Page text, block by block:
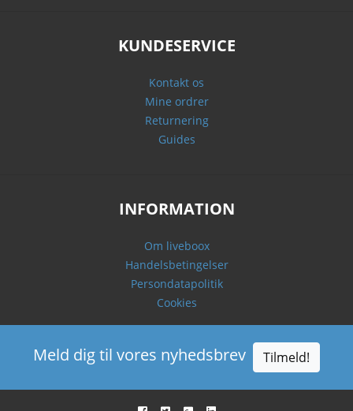
KUNDESERVICE
Kontakt os
Mine ordrer
Returnering
Guides
INFORMATION
Om liveboox
Handelsbetingelser
Persondatapolitik
Cookies
Meld dig til vores nyhedsbrev Tilmeld!